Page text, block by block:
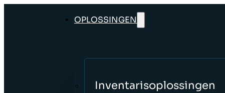
OPLOSSINGEN
Inventarisoplossingen